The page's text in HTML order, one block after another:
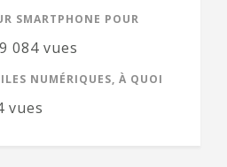
SMARTPHONE POUR
084 vues
NUMÉRIQUES, À QUOI
vues